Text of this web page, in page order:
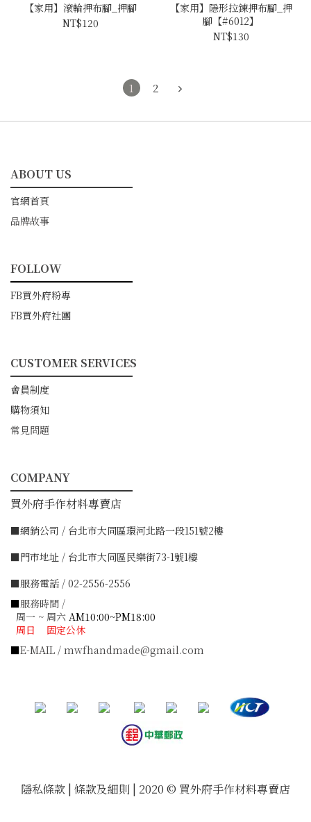
【家用】滾輪押布腳_押腳
NT$120
【家用】隱形拉鍊押布腳_押
腳【#6012】
NT$130
1 2
ABOUT US
━━━━━━━━━━━
官網首頁
品牌故事
FOLLOW
━━━━━━━━━━━
FB買外府粉專
FB買外府社團
CUSTOMER SERVICES
━━━━━━━━━━━
會員制度
購物須知
常見問題
COMPANY
━━━━━━━━━━━
買外府手作材料專賣店
■網銷公司 / 台北市大同區環河北路一段151號2樓
■門市地址 / 台北市大同區民樂街73-1號1樓
■服務電話 / 02-2556-2556
■服務時間 /
周一 ~ 周六 AM10:00~PM18:00
周日 固定公休
■E-MAIL / mwfhandmade@gmail.com
隱私條款 | 條款及細則 | 2020 © 買外府手作材料專賣店